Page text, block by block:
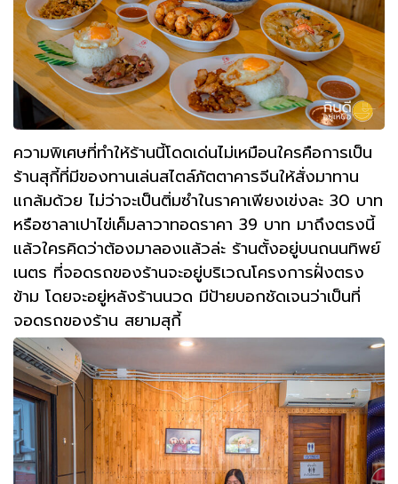
ความพิเศษที่ทำให้ร้านนี้โดดเด่นไม่เหมือนใครคือการเป็น
ร้านสุกี้ที่มีของทานเล่นสไตล์ภัตตาคารจีนให้สั่งมาทาน
แกล้มด้วย ไม่ว่าจะเป็นติ่มซำในราคาเพียงเข่งละ 30 บาท
หรือซาลาเปาไข่เค็มลาวาทอดราคา 39 บาท มาถึงตรงนี้
แล้วใครคิดว่าต้องมาลองแล้วล่ะ ร้านตั้งอยู่บนถนนทิพย์
เนตร ที่จอดรถของร้านจะอยู่บริเวณโครงการฝั่งตรง
ข้าม โดยจะอยู่หลังร้านนวด มีป้ายบอกชัดเจนว่าเป็นที่
จอดรถของร้าน สยามสุกี้